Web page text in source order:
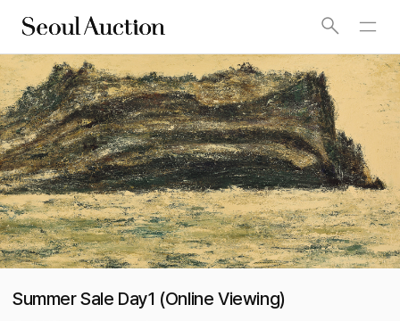
Summer Sale Day1 (Online Viewing)